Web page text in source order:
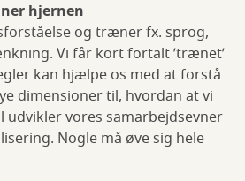
hjernen
og træner fx. sprog,
Vi får kort fortalt ’trænet’
kan hjælpe os med at forstå
dimensioner til, hvordan at vi
udvikler vores samarbejdsevner
Nogle må øve sig hele